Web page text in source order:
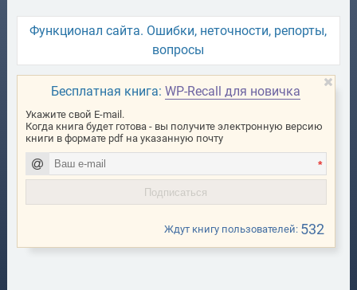
Функционал сайта. Ошибки, неточности, репорты,
вопросы
Бесплатная книга:WP-Recall для новичка
Укажите свой E-mail.
Когда книга будет готова - вы получите электронную версию
книги в формате pdf на указанную почту
*
Ждут книгу пользователей: 532